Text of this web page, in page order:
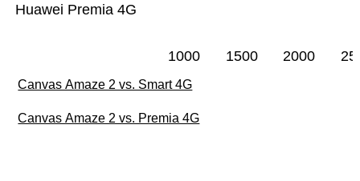
Huawei Premia 4G
1000 1500 2000
Canvas Amaze 2 vs. Smart 4G
Canvas Amaze 2 vs. Premia 4G